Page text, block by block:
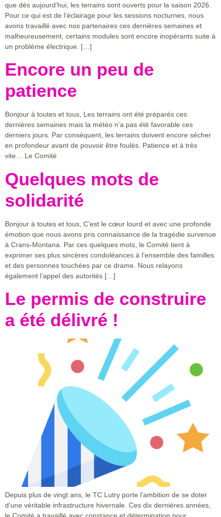
que dès aujourd’hui, les terrains sont ouverts pour la saison 2026.
Pour ce qui est de l’éclairage pour les sessions nocturnes, nous
avons travaillé avec nos partenaires ces dernières semaines et
malheureusement, certains modules sont encore inopérants suite à
un problème électrique. […]
Encore un peu de
patience
Bonjour à toutes et tous, Les terrains ont été préparés ces
dernières semaines mais la météo n’a pas été favorable ces
derniers jours. Par conséquent, les terrains doivent encore sécher
en profondeur avant de pouvoir être foulés. Patience et à très
vite… Le Comité
Quelques mots de
solidarité
Bonjour à toutes et tous, C’est le cœur lourd et avec une profonde
émotion que nous avons pris connaissance de la tragédie survenue
à Crans-Montana. Par ces quelques mots, le Comité tient à
exprimer ses plus sincères condoléances à l’ensemble des familles
et des personnes touchées par ce drame. Nous relayons
également l’appel des autorités […]
Le permis de construire
a été délivré !
Depuis plus de vingt ans, le TC Lutry porte l’ambition de se doter
d’une véritable infrastructure hivernale. Ces dix dernières années,